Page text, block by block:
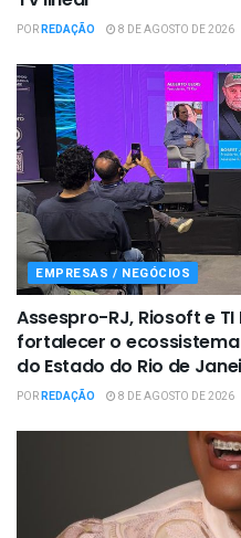
PORREDAÇÃO 8 DE AGOSTO DE 2026
EMPRESAS / NEGÓCIOS
Assespro-RJ, Riosoft e
fortalecer o
do Estado do Rio de
PORREDAÇÃO 8 DE AGOSTO DE 2026